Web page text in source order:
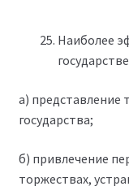
Наиболее
а) представление
государства;
б) привлечение
торжествах,